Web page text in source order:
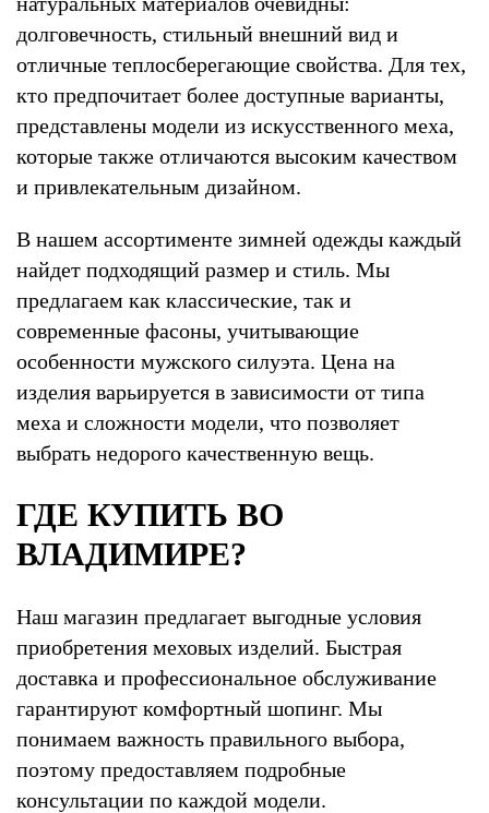
долговечность, стильный внешний вид и
отличные теплосберегающие свойства. Для тех,
кто предпочитает более доступные варианты,
представлены модели из искусственного меха,
которые также отличаются высоким качеством
и привлекательным дизайном.
В нашем ассортименте зимней одежды каждый
найдет подходящий размер и стиль. Мы
предлагаем как классические, так и
современные фасоны, учитывающие
особенности мужского силуэта. Цена на
изделия варьируется в зависимости от типа
меха и сложности модели, что позволяет
выбрать недорого качественную вещь.
ГДЕ КУПИТЬ ВО
ВЛАДИМИРЕ?
Наш магазин предлагает выгодные условия
приобретения меховых изделий. Быстрая
доставка и профессиональное обслуживание
гарантируют комфортный шопинг. Мы
понимаем важность правильного выбора,
поэтому предоставляем подробные
консультации по каждой модели.